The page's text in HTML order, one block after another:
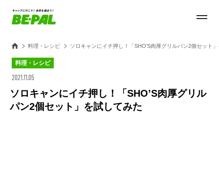
料理・レシピ ソロキャンにイチ押し！「SHO’S肉厚グリルパン2個セット
料理・レシピ
2021.11.05
ソロキャンにイチ押し！「SHO’S肉厚グリル
パン2個セット」を試してみた